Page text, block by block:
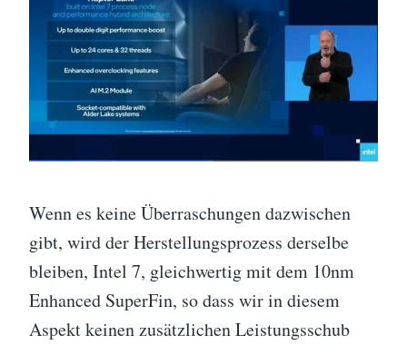
Wenn es keine Überraschungen dazwischen
gibt, wird der Herstellungsprozess derselbe
bleiben, Intel 7, gleichwertig mit dem 10nm
Enhanced SuperFin, so dass wir in diesem
Aspekt keinen zusätzlichen Leistungsschub